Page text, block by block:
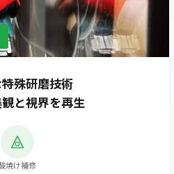
殊研磨技術
と視界を再生
焼け補修